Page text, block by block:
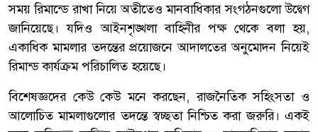
সময় রিমান্ডে রাখা নিয়ে অতীতেও মানবাধিকার সংগঠনগুলো উদ্বেগ
জানিয়েছে। যদিও আইনশৃঙ্খলা বাহিনীর পক্ষ থেকে বলা হয়,
একাধিক মামলার তদন্তের প্রয়োজনে আদালতের অনুমোদন নিয়েই
রিমান্ড কার্যক্রম পরিচালিত হয়েছে।
বিশেষজ্ঞদের কেউ কেউ মনে করছেন, রাজনৈতিক সহিংসতা ও
আলোচিত মামলাগুলোর তদন্তে স্বচ্ছতা নিশ্চিত করা জরুরি। একই